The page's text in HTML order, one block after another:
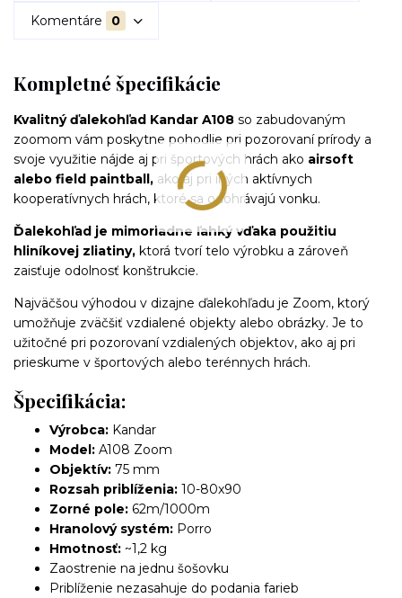
Komentáre 0
Kompletné špecifikácie
Kvalitný ďalekohľad Kandar A108 so zabudovaným
zoomom vám poskytne pohodlie pri pozorovaní prírody a
svoje využitie nájde aj pri športových hrách ako airsoft
alebo field paintball, ako aj pri iných aktívnych
kooperatívnych hrách, ktoré sa odohrávajú vonku.
Ďalekohľad je mimoriadne ľahký vďaka použitiu
hliníkovej zliatiny, ktorá tvorí telo výrobku a zároveň
zaisťuje odolnosť konštrukcie.
Najväčšou výhodou v dizajne ďalekohľadu je Zoom, ktorý
umožňuje zväčšiť vzdialené objekty alebo obrázky. Je to
užitočné pri pozorovaní vzdialených objektov, ako aj pri
prieskume v športových alebo terénnych hrách.
Špecifikácia:
Výrobca: Kandar
Model: A108 Zoom
Objektív: 75 mm
Rozsah priblíženia: 10-80x90
Zorné pole: 62m/1000m
Hranolový systém: Porro
Hmotnosť: ~1,2 kg
Zaostrenie na jednu šošovku
Priblíženie nezasahuje do podania farieb